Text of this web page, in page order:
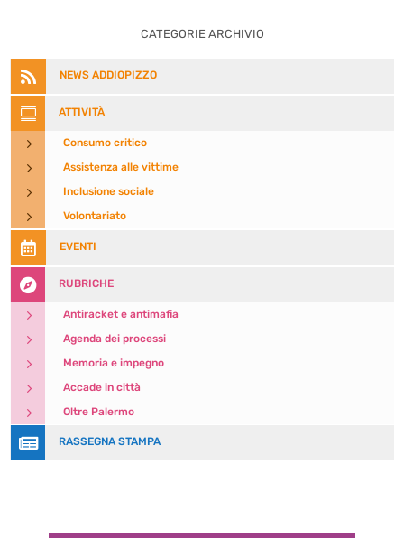
CATEGORIE ARCHIVIO
 NEWS ADDIOPIZZO
 ATTIVITÀ
5 Consumo critico
5 Assistenza alle vittime
5 Inclusione sociale
5 Volontariato
 EVENTI
 RUBRICHE
5 Antiracket e antimafia
5 Agenda dei processi
5 Memoria e impegno
5 Accade in città
5 Oltre Palermo
 RASSEGNA STAMPA